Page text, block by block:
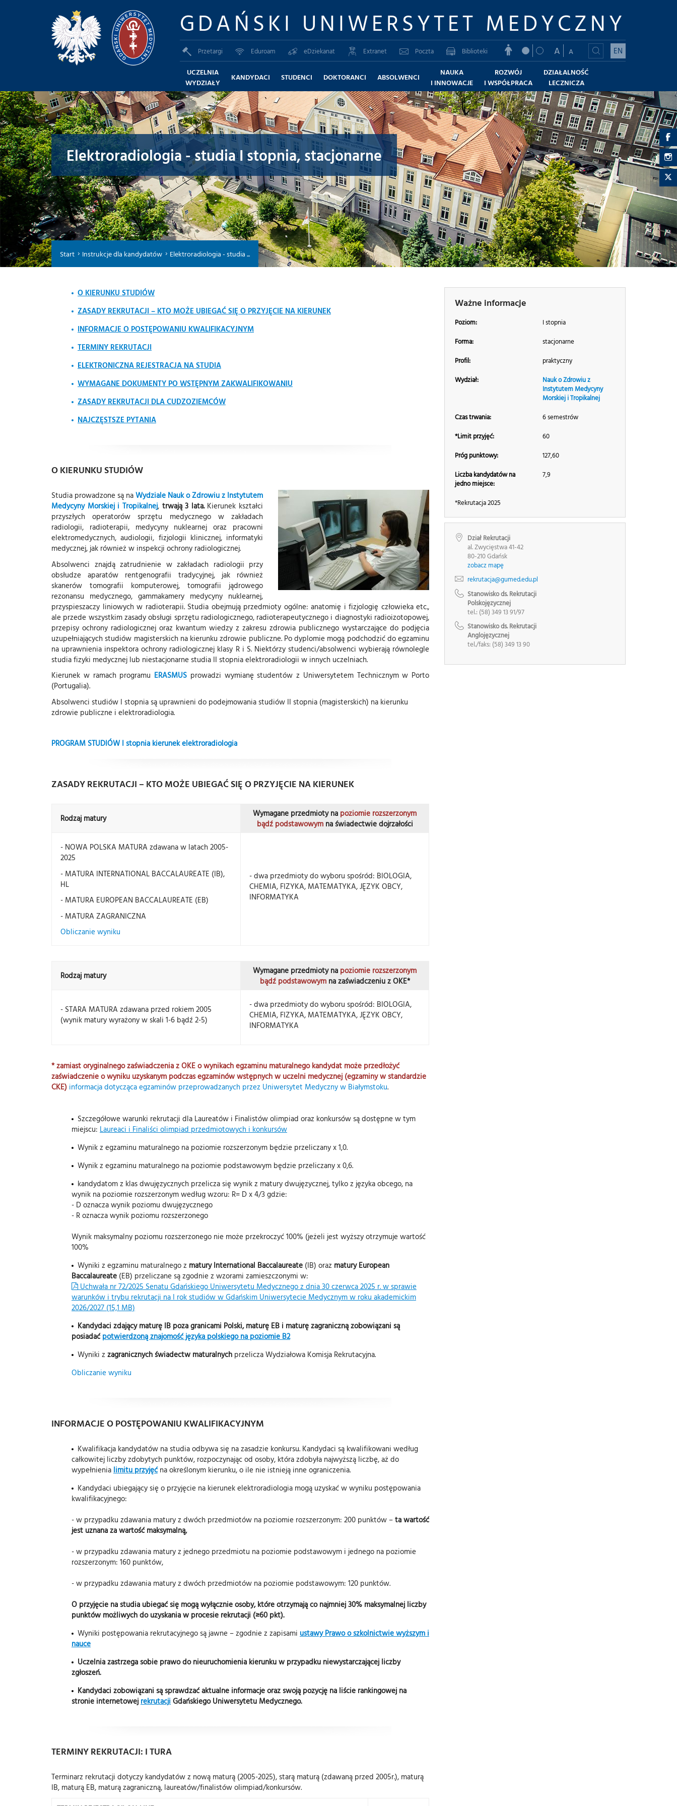
GDAŃSKI UNIWERSYTET MEDYCZNY
Przetargi Eduroam eDziekanat Extranet Poczta Biblioteki A A EN
UCZELNIA
WYDZIAŁY
KANDYDACI STUDENCI DOKTORANCI ABSOLWENCI
NAUKA
I INNOWACJE
ROZWÓJ
I WSPÓŁPRACA
DZIAŁALNOŚĆ
LECZNICZA
-
Elektroradiologia - studia I stopnia, stacjonarne
Start Instrukcje dla kandydatów Elektroradiologia - studia ...
O KIERUNKU STUDIÓW
ZASADY REKRUTACJI – KTO MOŻE UBIEGAĆ SIĘ O PRZYJĘCIE NA KIERUNEK
INFORMACJE O POSTĘPOWANIU KWALIFIKACYJNYM
TERMINY REKRUTACJI
ELEKTRONICZNA REJESTRACJA NA STUDIA
WYMAGANE DOKUMENTY PO WSTĘPNYM ZAKWALIFIKOWANIU
ZASADY REKRUTACJI DLA CUDZOZIEMCÓW
NAJCZĘSTSZE PYTANIA
O KIERUNKU STUDIÓW
Studia prowadzone są naWydziale Nauk o Zdrowiu z Instytutem
Medycyny Morskiej i Tropikalnej, trwają 3 lata.Kierunek kształci
przyszłych operatorów sprzętu medycznego w zakładach
radiologii, radioterapii, medycyny nuklearnej oraz pracowni
elektromedycznych, audiologii, fizjologii klinicznej, informatyki
medycznej, jak również w inspekcji ochrony radiologicznej.
Absolwenci znajdą zatrudnienie w zakładach radiologii przy
obsłudze aparatów rentgenografii tradycyjnej, jak również
skanerów tomografii komputerowej, tomografii jądrowego
rezonansu medycznego, gammakamery medycyny nuklearnej,
przyspieszaczy liniowych w radioterapii. Studia obejmują przedmioty ogólne: anatomię i fizjologię człowieka etc.,
ale przede wszystkim zasady obsługi sprzętu radiologicznego, radioterapeutycznego i diagnostyki radioizotopowej,
przepisy ochrony radiologicznej oraz kwantum wiedzy z zakresu zdrowia publicznego wystarczające do podjęcia
uzupełniających studiów magisterskich na kierunku zdrowie publiczne. Po dyplomie mogą podchodzić do egzaminu
na uprawnienia inspektora ochrony radiologicznej klasy R i S. Niektórzy studenci/absolwenci wybierają równolegle
studia fizyki medycznej lub niestacjonarne studia II stopnia elektroradiologii w innych uczelniach.
Kierunek w ramach programu ERASMUS prowadzi wymianę studentów z Uniwersytetem Technicznym w Porto
(Portugalia).
Absolwenci studiów I stopnia są uprawnieni do podejmowania studiów II stopnia (magisterskich) na kierunku
zdrowie publiczne i elektroradiologia.
PROGRAM STUDIÓW I stopnia kierunek elektroradiologia
ZASADY REKRUTACJI – KTO MOŻE UBIEGAĆ SIĘ O PRZYJĘCIE NA KIERUNEK
Rodzaj matury Wymagane przedmioty na poziomie rozszerzonym
bądź podstawowymna świadectwie dojrzałości
- NOWA POLSKA MATURA zdawana w latach 2005-
2025
- MATURA INTERNATIONAL BACCALAUREATE (IB),
HL
- MATURA EUROPEAN BACCALAUREATE (EB)
- MATURA ZAGRANICZNA
Obliczanie wyniku
- dwa przedmioty do wyboru spośród: BIOLOGIA,
CHEMIA, FIZYKA, MATEMATYKA, JĘZYK OBCY,
INFORMATYKA
Rodzaj matury Wymagane przedmioty na poziomie rozszerzonym
bądź podstawowymna zaświadczeniu z OKE*
- STARA MATURA zdawana przed rokiem 2005
(wynik matury wyrażony w skali 1-6 bądź 2-5)
- dwa przedmioty do wyboru spośród: BIOLOGIA,
CHEMIA, FIZYKA, MATEMATYKA, JĘZYK OBCY,
INFORMATYKA
* zamiast oryginalnego zaświadczenia z OKE o wynikach egzaminu maturalnego kandydat może przedłożyć
zaświadczenie o wyniku uzyskanym podczas egzaminów wstępnych w uczelni medycznej (egzaminy w standardzie
CKE) informacja dotycząca egzaminów przeprowadzanych przez Uniwersytet Medyczny w Białymstoku.
Szczegółowe warunki rekrutacji dla Laureatów i Finalistów olimpiad oraz konkursów są dostępne w tym
miejscu: Laureaci i Finaliści olimpiad przedmiotowych i konkursów
Wynik z egzaminu maturalnego na poziomie rozszerzonym będzie przeliczany x 1,0.
Wynik z egzaminu maturalnego na poziomie podstawowym będzie przeliczany x 0,6.
kandydatom z klas dwujęzycznych przelicza się wynik z matury dwujęzycznej, tylko z języka obcego, na
wynik na poziomie rozszerzonym według wzoru: R= D x 4/3 gdzie:
- D oznacza wynik poziomu dwujęzycznego
- R oznacza wynik poziomu rozszerzonego
Wynik maksymalny poziomu rozszerzonego nie może przekroczyć 100% (jeżeli jest wyższy otrzymuje wartość
100%
Wyniki z egzaminu maturalnego z matury International Baccalaureate (IB) oraz matury European
Baccalaureate (EB) przeliczane są zgodnie z wzorami zamieszczonymi w:
Uchwała nr 72/2025 Senatu Gdańskiego Uniwersytetu Medycznego z dnia 30 czerwca 2025 r. w sprawie
warunków i trybu rekrutacji na I rok studiów w Gdańskim Uniwersytecie Medycznym w roku akademickim
2026/2027 (15,1 MB)
Kandydaci zdający maturę IB poza granicami Polski, maturę EB i maturę zagraniczną zobowiązani są
posiadaćpotwierdzoną znajomość języka polskiego na poziomie B2
Wyniki zzagranicznych świadectw maturalnych przelicza Wydziałowa Komisja Rekrutacyjna.
Obliczanie wyniku
INFORMACJE O POSTĘPOWANIU KWALIFIKACYJNYM
Kwalifikacja kandydatów na studia odbywa się na zasadzie konkursu. Kandydaci są kwalifikowani według
całkowitej liczby zdobytych punktów, rozpoczynając od osoby, która zdobyła najwyższą liczbę, aż do
wypełnienia limitu przyjęćna określonym kierunku, o ile nie istnieją inne ograniczenia.
Kandydaci ubiegający się o przyjęcie na kierunek elektroradiologia mogą uzyskać w wyniku postępowania
kwalifikacyjnego:
- w przypadku zdawania matury z dwóch przedmiotów na poziomie rozszerzonym: 200 punktów –ta wartość
jest uznana za wartość maksymalną,
- w przypadku zdawania matury z jednego przedmiotu na poziomie podstawowym i jednego na poziomie
rozszerzonym: 160 punktów,
- w przypadku zdawania matury z dwóch przedmiotów na poziomie podstawowym: 120 punktów.
O przyjęcie na studia ubiegać się mogą wyłącznie osoby, które otrzymają co najmniej 30% maksymalnej liczby
punktów możliwych do uzyskania w procesie rekrutacji (≥60 pkt).
Wyniki postępowania rekrutacyjnego są jawne – zgodnie z zapisami ustawy Prawo o szkolnictwie wyższym i
nauce
Uczelnia zastrzega sobie prawo do nieuruchomienia kierunku w przypadku niewystarczającej liczby
zgłoszeń.
Kandydaci zobowiązani są sprawdzać aktualne informacje oraz swoją pozycję na liście rankingowej na
stronie internetowej rekrutacji Gdańskiego Uniwersytetu Medycznego.
TERMINY REKRUTACJI: I TURA
Terminarz rekrutacji dotyczy kandydatów z nową maturą (2005-2025), starą maturą (zdawaną przed 2005r.), maturą
IB, maturą EB, maturą zagraniczną, laureatów/finalistów olimpiad/konkursów.
Ważne informacje
Poziom:
I stopnia
Forma:
stacjonarne
Profil:
praktyczny
Wydział:
Nauk o Zdrowiu z
Instytutem Medycyny
Morskiej i Tropikalnej
Czas trwania:
6 semestrów
*Limit przyjęć:
60
Próg punktowy:
127,60
Liczba kandydatów na
jedno miejsce:
7,9
*Rekrutacja 2025
Dział Rekrutacji
al. Zwycięstwa 41-42
80-210 Gdańsk
zobacz mapę
rekrutacja@gumed.edu.pl
Stanowisko ds. Rekrutacji
Polskojęzycznej
tel.: (58) 349 13 91/97
Stanowisko ds. Rekrutacji
Anglojęzycznej
tel./faks: (58) 349 13 90